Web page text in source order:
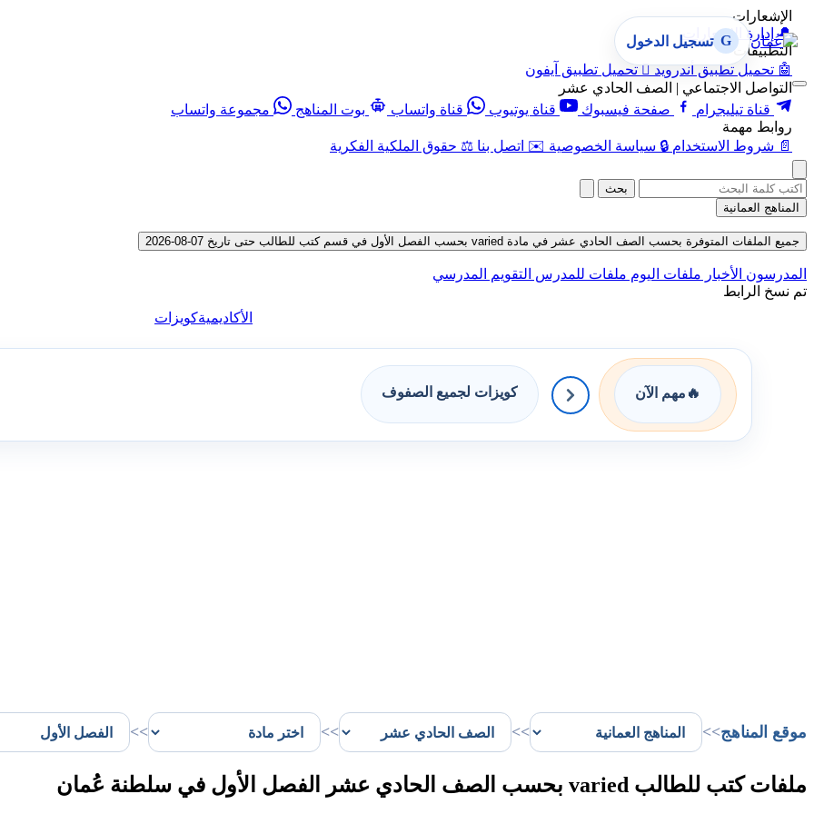
الإشعارات
🔔 إدارة الإشعارات
التطبيقات
🤖 تحميل تطبيق أندرويد  تحميل تطبيق آيفون
التواصل الاجتماعي | الصف الحادي عشر
قناة تيليجرام
صفحة فيسبوك قناة يوتيوب قناة واتساب بوت المناهج
مجموعة واتساب
روابط مهمة
📄 شروط الاستخدام 🔒 سياسة الخصوصية ✉️ اتصل بنا ⚖️ حقوق الملكية الفكرية
G تسجيل الدخول
بحث
المناهج العمانية
جميع الملفات المتوفرة بحسب الصف الحادي عشر في مادة varied بحسب الفصل الأول في قسم كتب للطالب حتى تاريخ 07-08-2026
المدرسون الأخبار ملفات اليوم ملفات للمدرس التقويم المدرسي
تم نسخ الرابط
الأكاديميةكويزات
🔥 مهم الآن كويزات لجميع الصفوف
موقع المناهج>>
>>
>>
>>
ملفات كتب للطالب varied بحسب الصف الحادي عشر الفصل الأول في سلطنة عُمان